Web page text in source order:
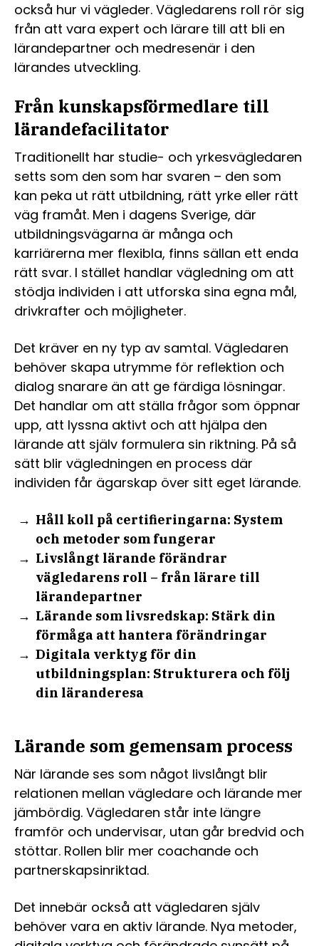
också hur vi vägleder. Vägledarens roll rör sig
från att vara expert och lärare till att bli en
lärandepartner och medresenär i den
lärandes utveckling.
Från kunskapsförmedlare till
lärandefacilitator
Traditionellt har studie- och yrkesvägledaren
setts som den som har svaren – den som
kan peka ut rätt utbildning, rätt yrke eller rätt
väg framåt. Men i dagens Sverige, där
utbildningsvägarna är många och
karriärerna mer flexibla, finns sällan ett enda
rätt svar. I stället handlar vägledning om att
stödja individen i att utforska sina egna mål,
drivkrafter och möjligheter.
Det kräver en ny typ av samtal. Vägledaren
behöver skapa utrymme för reflektion och
dialog snarare än att ge färdiga lösningar.
Det handlar om att ställa frågor som öppnar
upp, att lyssna aktivt och att hjälpa den
lärande att själv formulera sin riktning. På så
sätt blir vägledningen en process där
individen får ägarskap över sitt eget lärande.
Håll koll på certifieringarna: System
och metoder som fungerar
Livslångt lärande förändrar
vägledarens roll – från lärare till
lärandepartner
Lärande som livsredskap: Stärk din
förmåga att hantera förändringar
Digitala verktyg för din
utbildningsplan: Strukturera och följ
din läranderesa
Lärande som gemensam process
När lärande ses som något livslångt blir
relationen mellan vägledare och lärande mer
jämbördig. Vägledaren står inte längre
framför och undervisar, utan går bredvid och
stöttar. Rollen blir mer coachande och
partnerskapsinriktad.
Det innebär också att vägledaren själv
behöver vara en aktiv lärande. Nya metoder,